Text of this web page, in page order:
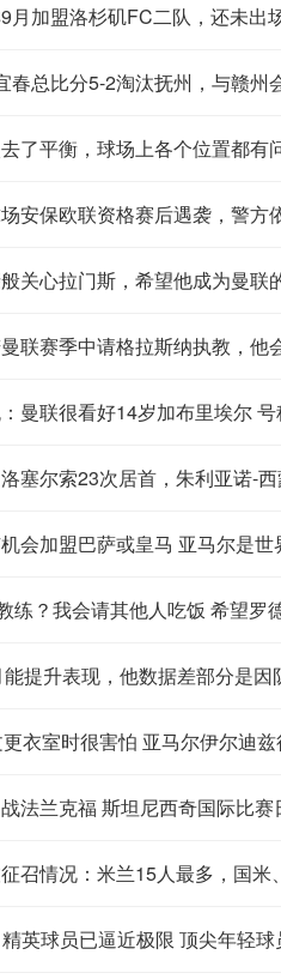
月加盟洛杉矶FC二队，还未出
春总比分5-2淘汰抚州，与赣州
了平衡，球场上各个位置都有
安保欧联资格赛后遇袭，警方
关心拉门斯，希望他成为曼联
联赛季中请格拉斯纳执教，他
曼联很看好14岁加布里埃尔
塞尔索23次居首，朱利亚诺-
会加盟巴萨或皇马 亚马尔是世
练？我会请其他人吃饭 希望罗
提升表现，他数据差部分是因
衣室时很害怕 亚马尔伊尔迪
法兰克福 斯坦尼西奇国际比赛
召情况：米兰15人最多，国米
英球员已逼近极限 顶尖年轻球